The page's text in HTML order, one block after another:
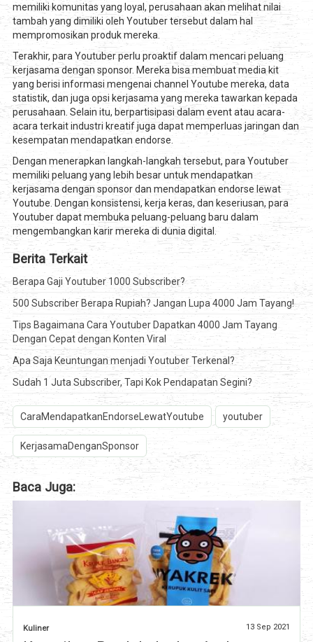
memiliki komunitas yang loyal, perusahaan akan melihat nilai
tambah yang dimiliki oleh Youtuber tersebut dalam hal
mempromosikan produk mereka.
Terakhir, para Youtuber perlu proaktif dalam mencari peluang
kerjasama dengan sponsor. Mereka bisa membuat media kit
yang berisi informasi mengenai channel Youtube mereka, data
statistik, dan juga opsi kerjasama yang mereka tawarkan kepada
perusahaan. Selain itu, berpartisipasi dalam event atau acara-
acara terkait industri kreatif juga dapat memperluas jaringan dan
kesempatan mendapatkan endorse.
Dengan menerapkan langkah-langkah tersebut, para Youtuber
memiliki peluang yang lebih besar untuk mendapatkan
kerjasama dengan sponsor dan mendapatkan endorse lewat
Youtube. Dengan konsistensi, kerja keras, dan keseriusan, para
Youtuber dapat membuka peluang-peluang baru dalam
mengembangkan karir mereka di dunia digital.
Berita Terkait
Berapa Gaji Youtuber 1000 Subscriber?
500 Subscriber Berapa Rupiah? Jangan Lupa 4000 Jam Tayang!
Tips Bagaimana Cara Youtuber Dapatkan 4000 Jam Tayang
Dengan Cepat dengan Konten Viral
Apa Saja Keuntungan menjadi Youtuber Terkenal?
Sudah 1 Juta Subscriber, Tapi Kok Pendapatan Segini?
CaraMendapatkanEndorseLewatYoutube youtuber
KerjasamaDenganSponsor
Baca Juga:
Kuliner 13 Sep 2021